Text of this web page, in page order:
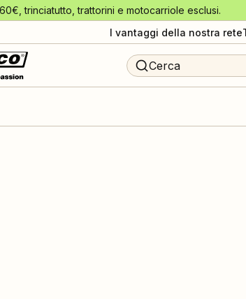
trinciatutto, trattorini e motocarriole esclusi.
I vantaggi della nostra rete
Cerca